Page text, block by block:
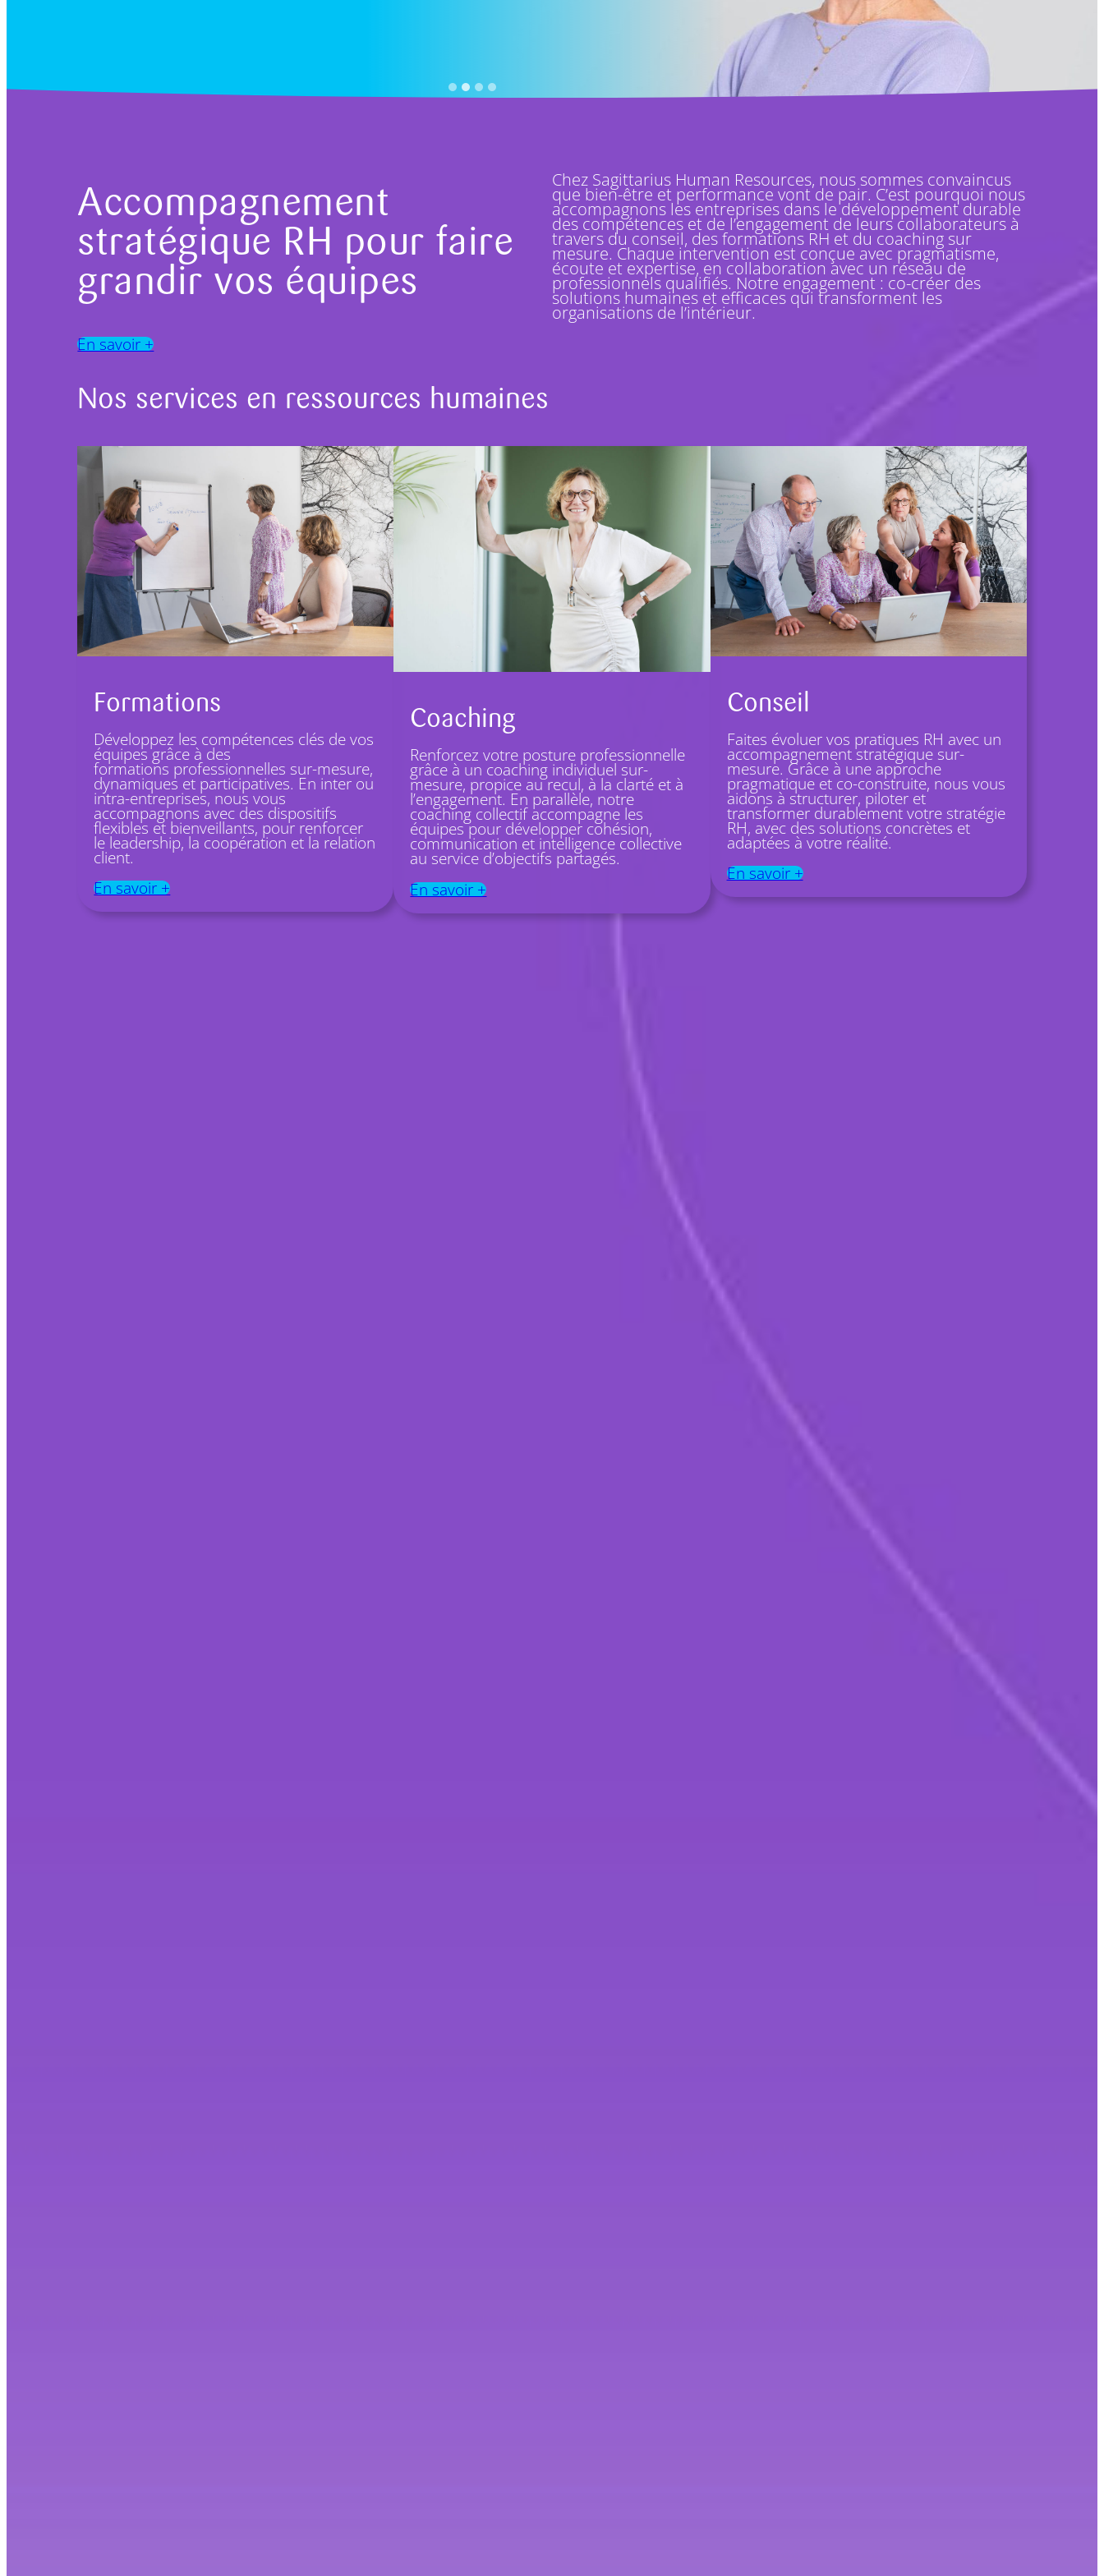
Accompagnement
stratégique RH pour faire
grandir vos équipes
Chez Sagittarius Human Resources, nous sommes convaincus
que bien-être et performance vont de pair. C’est pourquoi nous
accompagnons les entreprises dans le développement durable
des compétences et de l’engagement de leurs collaborateurs à
travers du conseil, des formations RH et du coaching sur
mesure. Chaque intervention est conçue avec pragmatisme,
écoute et expertise, en collaboration avec un réseau de
professionnels qualifiés. Notre engagement : co-créer des
solutions humaines et efficaces qui transforment les
organisations de l’intérieur.
En savoir +
Nos services en ressources humaines
Formations
Développez les compétences clés de vos
équipes grâce à des
formations professionnelles sur-mesure,
dynamiques et participatives. En inter ou
intra-entreprises, nous vous
accompagnons avec des dispositifs
flexibles et bienveillants, pour renforcer
le leadership, la coopération et la relation
client.
En savoir +
Coaching
Renforcez votre posture professionnelle
grâce à un coaching individuel sur-
mesure, propice au recul, à la clarté et à
l’engagement. En parallèle, notre
coaching collectif accompagne les
équipes pour développer cohésion,
communication et intelligence collective
au service d’objectifs partagés.
En savoir +
Conseil
Faites évoluer vos pratiques RH avec un
accompagnement stratégique sur-
mesure. Grâce à une approche
pragmatique et co-construite, nous vous
aidons à structurer, piloter et
transformer durablement votre stratégie
RH, avec des solutions concrètes et
adaptées à votre réalité.
En savoir +